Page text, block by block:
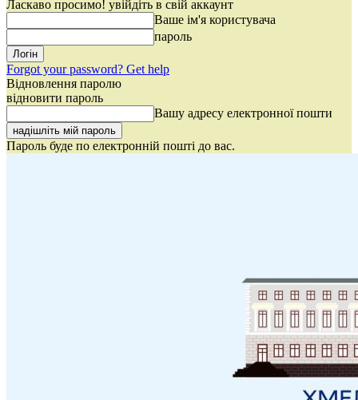
Ласкаво просимо! увійдіть в свій аккаунт
Ваше ім'я користувача
пароль
Forgot your password? Get help
Відновлення паролю
відновити пароль
Вашу адресу електронної пошти
Пароль буде по електронній пошті до вас.